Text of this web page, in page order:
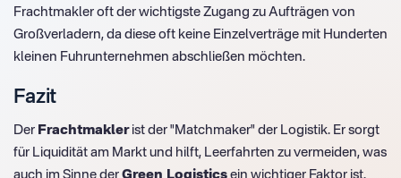
Frachtmakler oft der wichtigste Zugang zu Aufträgen von
Großverladern, da diese oft keine Einzelverträge mit Hunderten
kleinen Fuhrunternehmen abschließen möchten.
Fazit
Der Frachtmaklerist der "Matchmaker" der Logistik. Er sorgt
für Liquidität am Markt und hilft, Leerfahrten zu vermeiden, was
auch im Sinne der Green Logistics ein wichtiger Faktor ist.